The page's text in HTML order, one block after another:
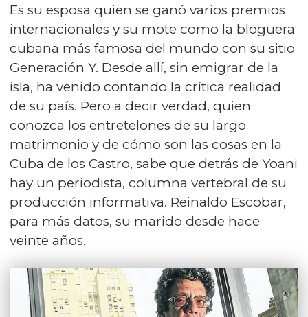
Es su esposa quien se ganó varios premios
internacionales y su mote como la bloguera
cubana más famosa del mundo con su sitio
Generación Y. Desde allí, sin emigrar de la
isla, ha venido contando la crítica realidad
de su país. Pero a decir verdad, quien
conozca los entretelones de su largo
matrimonio y de cómo son las cosas en la
Cuba de los Castro, sabe que detrás de Yoani
hay un periodista, columna vertebral de su
producción informativa. Reinaldo Escobar,
para más datos, su marido desde hace
veinte años.